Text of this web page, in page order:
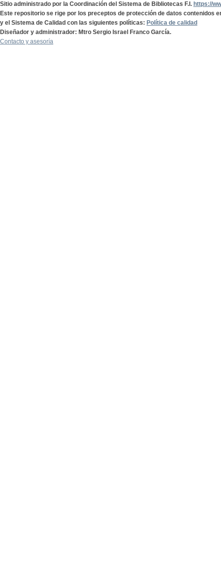
Sitio administrado por la Coordinación del Sistema de Bibliotecas F.I. https://
Este repositorio se rige por los preceptos de protección de datos contenidos
y el Sistema de Calidad con las siguientes políticas: Política de calidad
Diseñador y administrador: Mtro Sergio Israel Franco García.
Contacto y asesoría